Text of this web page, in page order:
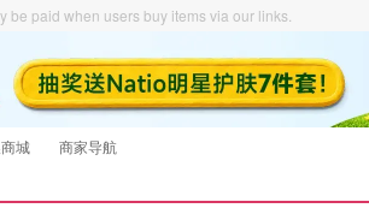
be paid when users buy items via our links.
城 商家导航